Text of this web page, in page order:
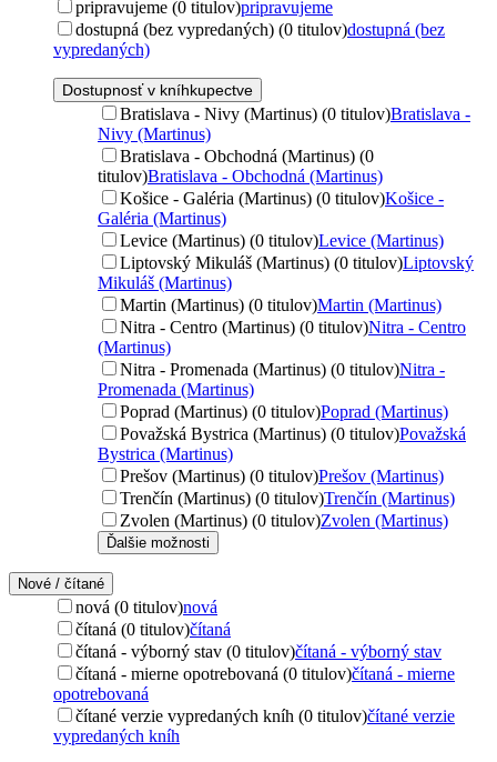
pripravujeme (0 titulov)pripravujeme
dostupná (bez vypredaných) (0 titulov)dostupná (bez
vypredaných)
Dostupnosť v kníhkupectve
Bratislava - Nivy (Martinus) (0 titulov)Bratislava -
Nivy (Martinus)
Bratislava - Obchodná (Martinus) (0
titulov)Bratislava - Obchodná (Martinus)
Košice - Galéria (Martinus) (0 titulov)Košice -
Galéria (Martinus)
Levice (Martinus) (0 titulov)Levice (Martinus)
Liptovský Mikuláš (Martinus) (0 titulov)Liptovský
Mikuláš (Martinus)
Martin (Martinus) (0 titulov)Martin (Martinus)
Nitra - Centro (Martinus) (0 titulov)Nitra - Centro
(Martinus)
Nitra - Promenada (Martinus) (0 titulov)Nitra -
Promenada (Martinus)
Poprad (Martinus) (0 titulov)Poprad (Martinus)
Považská Bystrica (Martinus) (0 titulov)Považská
Bystrica (Martinus)
Prešov (Martinus) (0 titulov)Prešov (Martinus)
Trenčín (Martinus) (0 titulov)Trenčín (Martinus)
Zvolen (Martinus) (0 titulov)Zvolen (Martinus)
Ďalšie možnosti
Nové / čítané
nová (0 titulov)nová
čítaná (0 titulov)čítaná
čítaná - výborný stav (0 titulov)čítaná - výborný stav
čítaná - mierne opotrebovaná (0 titulov)čítaná - mierne
opotrebovaná
čítané verzie vypredaných kníh (0 titulov)čítané verzie
vypredaných kníh